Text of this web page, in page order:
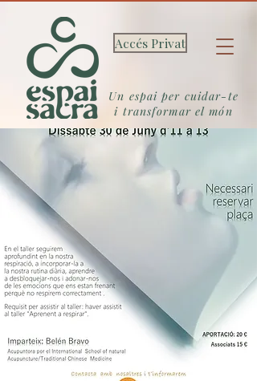
Accés Privat
Un espai per cuidar-te
i transformar el món